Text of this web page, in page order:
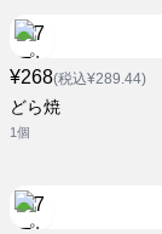
¥268(税込¥289.44)
どら焼
1個